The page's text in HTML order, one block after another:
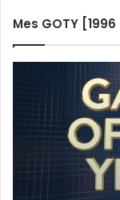
Mes GOTY [1996